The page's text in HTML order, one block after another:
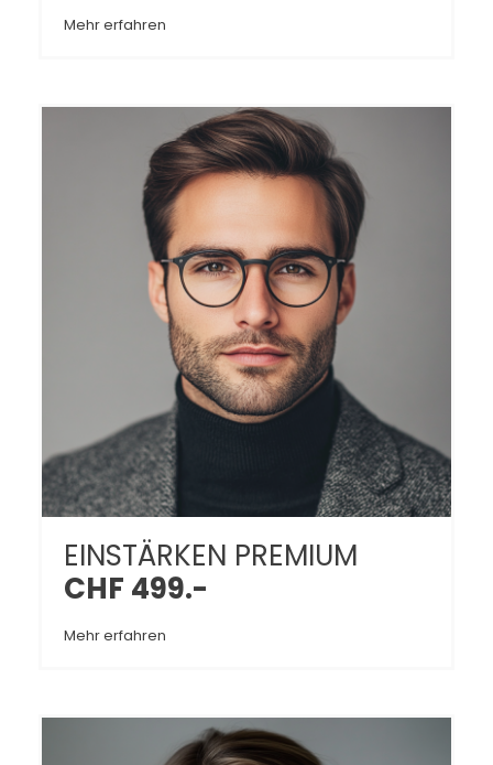
Mehr erfahren
EINSTÄRKEN PREMIUM
CHF 499.-
Mehr erfahren